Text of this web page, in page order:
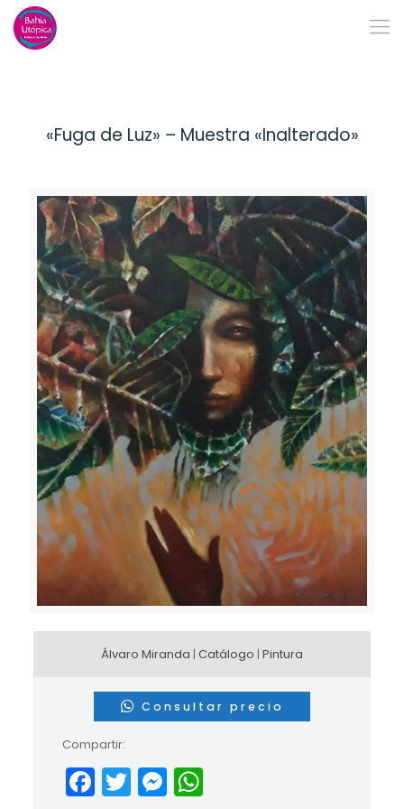
«Fuga de Luz» – Muestra «Inalterado»
Álvaro Miranda | Catálogo | Pintura
Consultar precio
Compartir:
Facebook
TwitterMessenger
WhatsApp